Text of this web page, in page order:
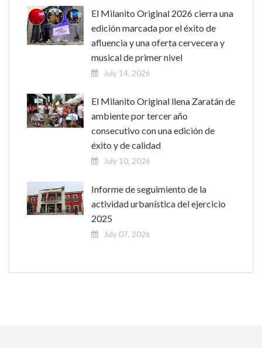
El Milanito Original 2026 cierra una
edición marcada por el éxito de
afluencia y una oferta cervecera y
musical de primer nivel
July 14, 2026
El Milanito Original llena Zaratán de
ambiente por tercer año
consecutivo con una edición de
éxito y de calidad
July 10, 2026
Informe de seguimiento de la
actividad urbanística del ejercicio
2025
July 07, 2026